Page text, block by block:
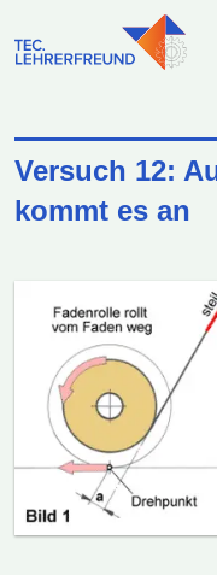
Versuch 12:
kommt es an